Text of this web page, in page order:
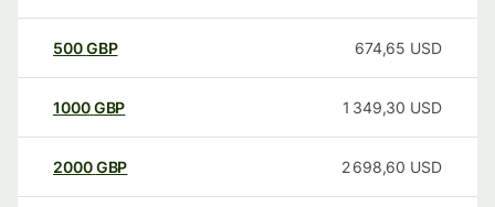
500GBP 674,65 USD
1000GBP 1 349,30 USD
2000GBP 2 698,60 USD